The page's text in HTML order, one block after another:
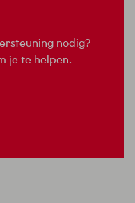
nodig?
je te helpen.